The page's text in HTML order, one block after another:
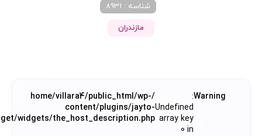
شناسه : 8931
مازندران
Warning
:
Undefined
array key
0 in
/home/villara4/public_html/wp-
content/plugins/jayto-
widgets/the_host_description.php